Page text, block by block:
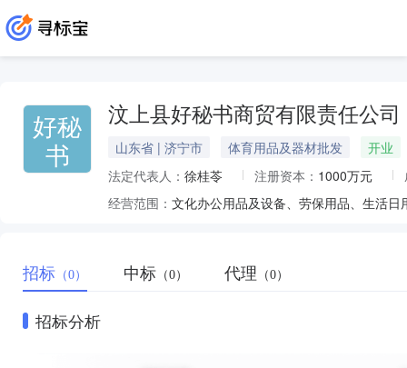
好秘
书
汶上县好秘书商贸有限责任公司
山东省 | 济宁市 体育用品及器材批发
开业
法定代表人： 徐桂苓 注册资本： 1000万元
经营范围：
招标 （0） 中标 （0） 代理 （0）
招标分析